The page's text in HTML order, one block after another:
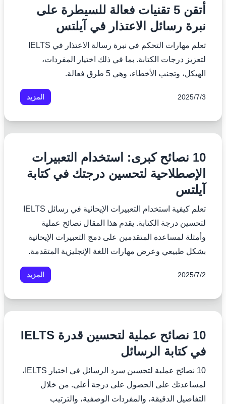
أتقن 5 تقنيات فعالة للسيطرة على
نبرة رسائل الاعتذار في آيلتس
تعلم مهارات التحكم في نبرة رسالة الاعتذار في IELTS
لتعزيز درجات الكتابة. بما في ذلك اختيار المفردات،
الهيكل، وتجنب الأخطاء، وهي 5 طرق فعالة.
3‏/7‏/2025 المزيد
10 نصائح كبرى: استخدام التعبيرات
الإصطلاحية لتحسين درجتك في كتابة
آيلتس
تعلم كيفية استخدام التعبيرات الإيحائية في رسائل IELTS
لتحسين درجة الكتابة. يقدم هذا المقال نصائح عملية
وأمثلة لمساعدة المتقدمين على دمج التعبيرات الإيحائية
بشكل طبيعي وعرض مهارات اللغة الإنجليزية المتقدمة.
2‏/7‏/2025 المزيد
10 نصائح عملية لتحسين قدرة IELTS
في كتابة الرسائل
10 نصائح عملية لتحسين سرد الرسائل في اختبار IELTS،
لمساعدتك على الحصول على درجة أعلى. من خلال
التفاصيل الدقيقة، والمفردات الوصفية، والترتيب